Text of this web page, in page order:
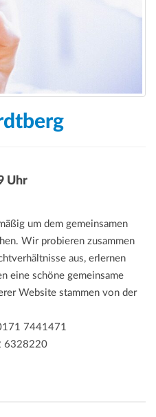
Uhr
um dem gemeinsamen
Wir probieren zusammen
aus, erlernen
eine schöne gemeinsame
Website stammen von der
7441471
6328220